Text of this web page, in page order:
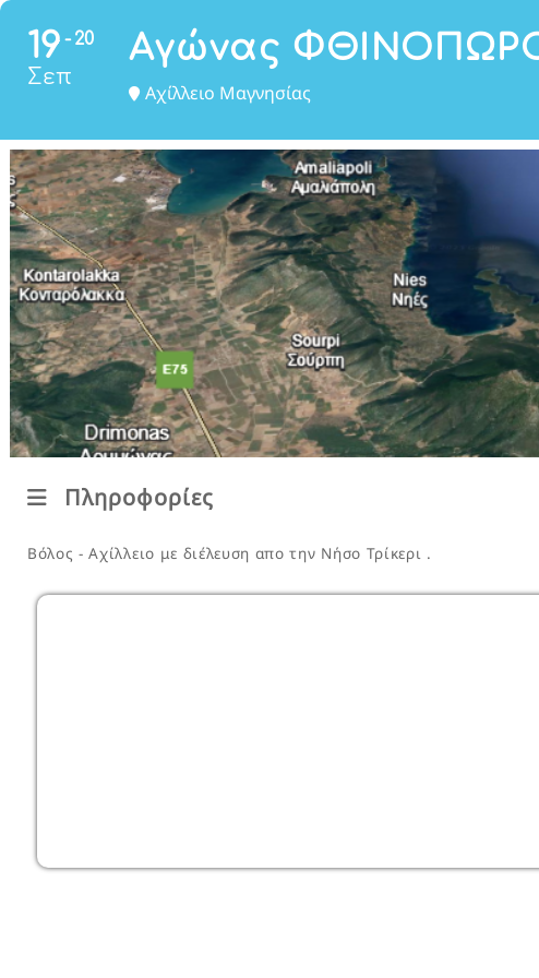
19 20
Σεπ
Αγώνας
Αχίλλειο Μαγνησίας
Πληροφορίες
Βόλος - Αχίλλειο με διέλευση απο την Νήσο Τρίκερι .